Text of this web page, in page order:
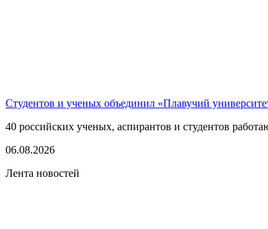
Студентов и ученых объединил «Плавучий
40 российских ученых, аспирантов и студентов
06.08.2026
Лента новостей